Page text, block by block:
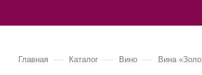
Главная — Каталог — Вино — Вина